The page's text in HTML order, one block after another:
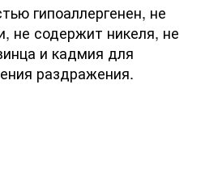
гипоаллергенен, не
не содержит никеля, не
и кадмия для
раздражения.